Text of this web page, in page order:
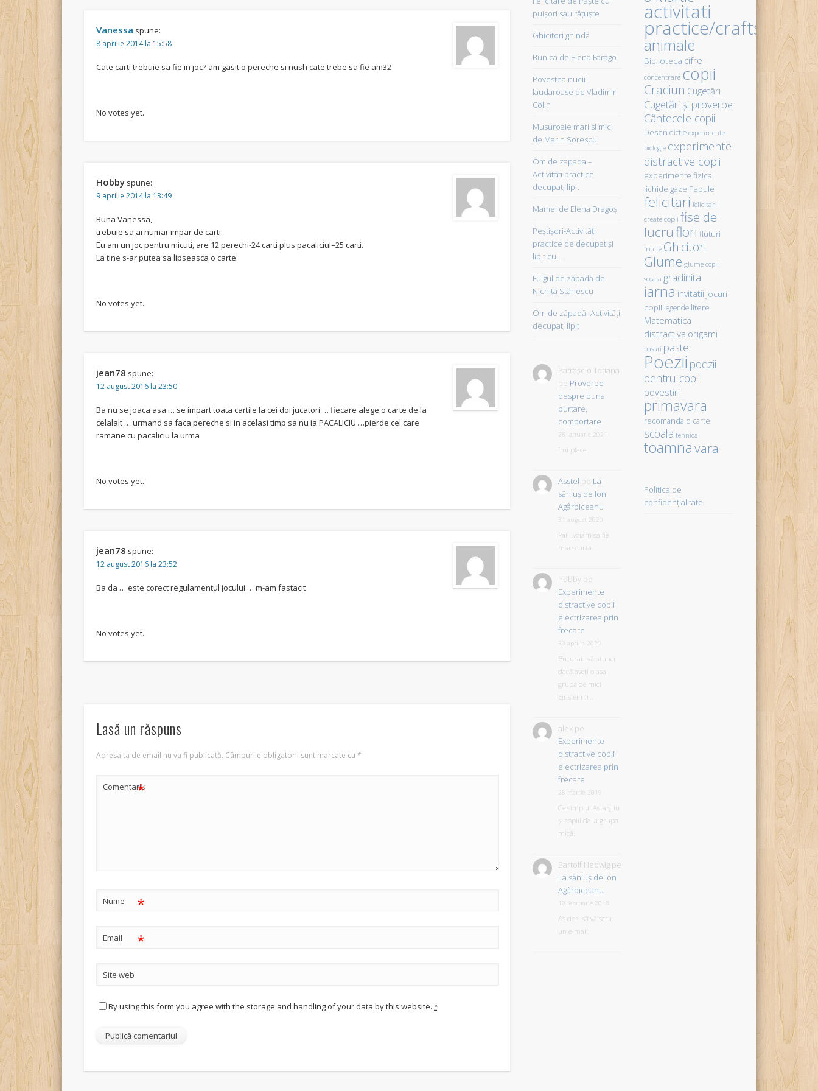
Vanessa spune:
8 aprilie 2014 la 15:58
Cate carti trebuie sa fie in joc? am gasit o pereche si nush cate trebe sa fie am32
No votes yet.
Hobby spune:
9 aprilie 2014 la 13:49
Buna Vanessa,
trebuie sa ai numar impar de carti.
Eu am un joc pentru micuti, are 12 perechi-24 carti plus pacaliciul=25 carti.
La tine s-ar putea sa lipseasca o carte.
No votes yet.
jean78 spune:
12 august 2016 la 23:50
Ba nu se joaca asa … se impart toata cartile la cei doi jucatori … fiecare alege o carte de la
celalalt … urmand sa faca pereche si in acelasi timp sa nu ia PACALICIU …pierde cel care
ramane cu pacaliciu la urma
No votes yet.
jean78 spune:
12 august 2016 la 23:52
Ba da … este corect regulamentul jocului … m-am fastacit
No votes yet.
Lasă un răspuns
Adresa ta de email nu va fi publicată. Câmpurile obligatorii sunt marcate cu*
Comentariu
*
Nume *
Email *
Site web
By using this form you agree with the storage and handling of your data by this website.*
puișori sau rățuște
Ghicitori ghindă
Bunica de Elena Farago
Povestea nucii
laudaroase de Vladimir
Colin
Musuroaie mari si mici
de Marin Sorescu
Om de zapada –
Activitati practice
decupat, lipit
Mamei de Elena Dragoş
Peştişori-Activităţi
practice de decupat şi
lipit cu…
Fulgul de zăpadă de
Nichita Stănescu
Om de zăpadă- Activităţi
decupat, lipit
Patrașcio Tatiana
pe Proverbe
despre buna
purtare,
comportare
28 ianuarie 2021
îmi place
Asstel pe La
săniuş de Ion
Agârbiceanu
31 august 2020
Pai...voiam sa fie
mai scurta. .
hobbype
Experimente
distractive copii
electrizarea prin
frecare
30 aprilie 2020
Bucurați-vă atunci
dacă aveți o așa
grupă de mici
Einstein :)...
alexpe
Experimente
distractive copii
electrizarea prin
frecare
28 martie 2019
Ce simplu! Asta știu
și copiii de la grupa
mică.
Bartolf Hedwigpe
La săniuş de Ion
Agârbiceanu
19 februarie 2018
Aș dori să vă scriu
un e-mail.
activitati
practice/crafts
animale
Biblioteca cifre
concentrare copii
Craciun Cugetări
Cugetări şi proverbe
Cântecele copii
Desen dictie experimente
biologie experimente
distractive copii
experimente fizica
lichide gaze Fabule
felicitari felicitari
create copii fise de
lucruflori fluturi
fructe Ghicitori
Glume glume copii
scoala gradinita
iarna invitatii Jocuri
copii legende litere
Matematica
distractiva origami
pasari paste
Poezii poezii
pentru copii
povestiri
primavara
recomanda o carte
scoala tehnica
toamnavara
Politica de
confidențialitate